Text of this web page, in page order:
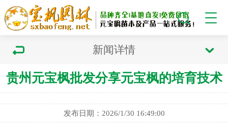
新闻详情
贵州元宝枫批发分享元宝枫的培育技术
发布日期：2026/1/30 16:49:00